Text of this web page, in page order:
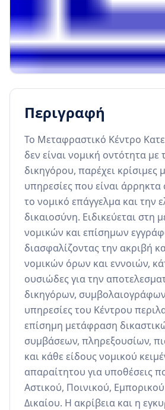
Περιγραφή
Το Μεταφραστικό Κέντρο
δεν είναι νομική οντότητα με
δικηγόρου, παρέχει κρίσιμες
υπηρεσίες που είναι άρρηκτα
το νομικό επάγγελμα και την
δικαιοσύνη. Ειδικεύεται στη
νομικών και επίσημων
διασφαλίζοντας την ακριβή
νομικών όρων και εννοιών,
ουσιώδες για την
δικηγόρων,
υπηρεσίες του Κέντρου
επίσημη μετάφραση
συμβάσεων, πληρεξουσίων,
και κάθε είδους νομικού
απαραίτητου για υποθέσεις
Αστικού, Ποινικού, Εμπορικού
Δικαίου. Η ακρίβεια και η